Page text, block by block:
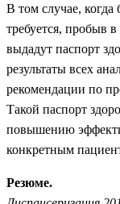
В том случае, когда
требуется, пробыв
выдадут паспорт
результаты всех
рекомендации по
Такой паспорт
повышению
конкретным
Резюме.